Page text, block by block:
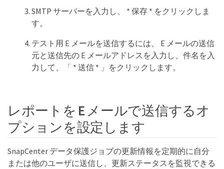
SMTP サーバーを入力し、 * 保存 * をクリックしま
す。
テスト用 E メールを送信するには、 E メールの送信
元と送信先の E メールアドレスを入力し、件名を入
力して、「 * 送信 * 」をクリックします。
レポートを E メールで送信するオ
プションを設定します
SnapCenter データ保護ジョブの更新情報を定期的に自分
または他のユーザに送信し、更新ステータスを監視できる